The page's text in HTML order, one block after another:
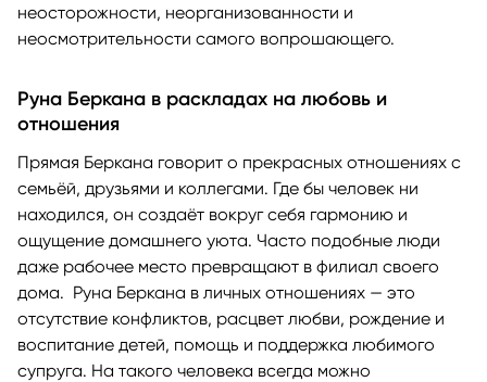
неосторожности, неорганизованности и
неосмотрительности самого вопрошающего.
Руна Беркана в раскладах на любовь и
отношения
Прямая Беркана говорит о прекрасных отношениях с
семьёй, друзьями и коллегами. Где бы человек ни
находился, он создаёт вокруг себя гармонию и
ощущение домашнего уюта. Часто подобные люди
даже рабочее место превращают в филиал своего
дома. Руна Беркана в личных отношениях — это
отсутствие конфликтов, расцвет любви, рождение и
воспитание детей, помощь и поддержка любимого
супруга. На такого человека всегда можно